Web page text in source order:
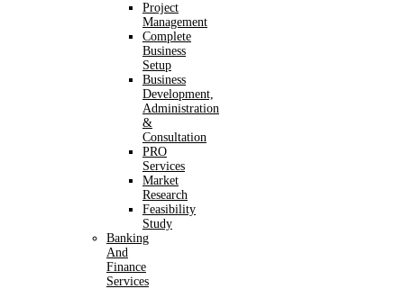
Project
Management
Complete
Business
Setup
Business
Development,
Administration
&
Consultation
PRO
Services
Market
Research
Feasibility
Study
Banking
And
Finance
Services